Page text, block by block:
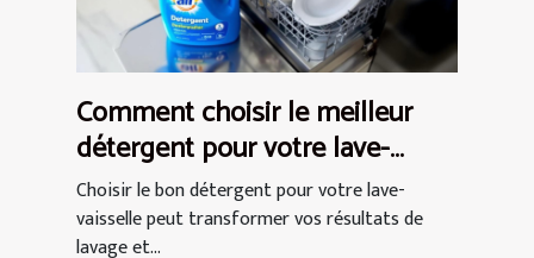
Comment choisir le meilleur
détergent pour votre lave-
vaisselle ?
Choisir le bon détergent pour votre lave-
vaisselle peut transformer vos résultats de
lavage et...